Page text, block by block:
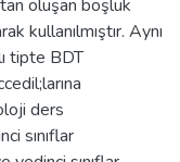
oluşan boşluk
kullanılmıştır. Aynı
tipte BDT
ders
sınıflar